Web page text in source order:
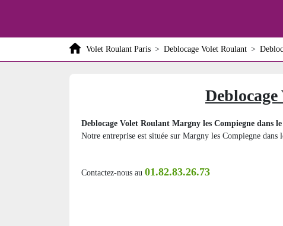
Volet Roulant Paris > Deblocage Volet Roulant >
Deblocage Volet Roulant Margny les Compiegne dans le
Notre entreprise est située sur Margny les Compiegne
Contactez-nous au 01.82.83.26.73